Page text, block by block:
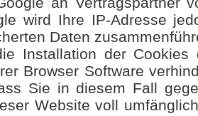
wird Ihre IP-Adresse
Daten
Installation der Cookies
Browser Software
Sie in diesem Fall
Website voll